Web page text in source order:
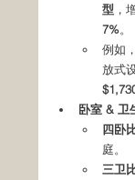
型 ，
7%。
例如
放式
卧室 & 卫
四卧
庭。
三卫